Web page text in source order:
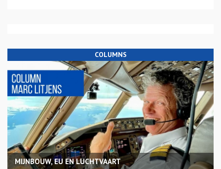
COLUMNS
MIJNBOUW, EU EN LUCHTVAART